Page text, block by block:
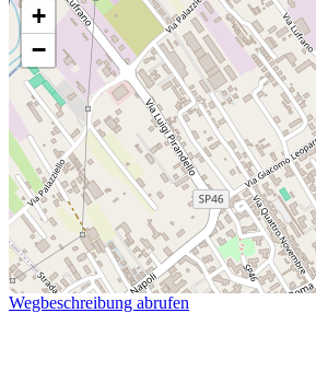
+
−
Wegbeschreibung abrufen